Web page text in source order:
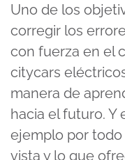
Uno de los
corregir los
con fuerza en el
citycars
manera de
hacia el futuro. Y
ejemplo por todo
vista y lo que